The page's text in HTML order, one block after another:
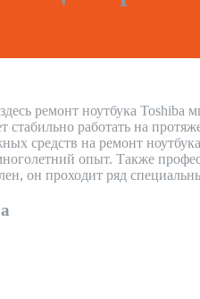
ремонт ноутбука Toshiba
стабильно работать на
средств на ремонт
опыт. Также
он проходит ряд